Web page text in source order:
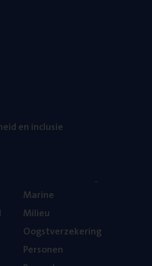
en inclusie
Mari­ne
Mili­eu
Oogst­ver­ze­ke­ring
Per­so­nen